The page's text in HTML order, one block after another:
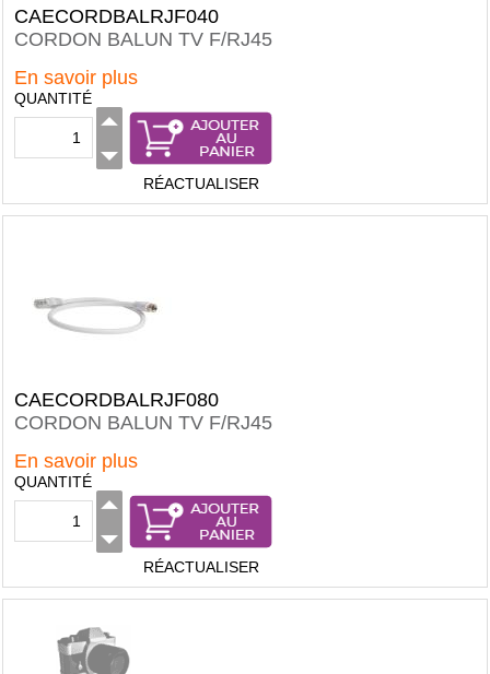
CAECORDBALRJF040
CORDON BALUN TV F/RJ45
En savoir plus
QUANTITÉ
RÉACTUALISER
CAECORDBALRJF080
CORDON BALUN TV F/RJ45
En savoir plus
QUANTITÉ
RÉACTUALISER